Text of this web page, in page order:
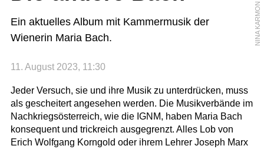
Ein aktuelles Album mit Kammermusik der
Wienerin Maria Bach.
11. August 2023, 11:30
Jeder Versuch, sie und ihre Musik zu unterdrücken, muss
als gescheitert angesehen werden. Die Musikverbände im
Nachkriegsösterreich, wie die IGNM, haben Maria Bach
konsequent und trickreich ausgegrenzt. Alles Lob von
Erich Wolfgang Korngold oder ihrem Lehrer Joseph Marx